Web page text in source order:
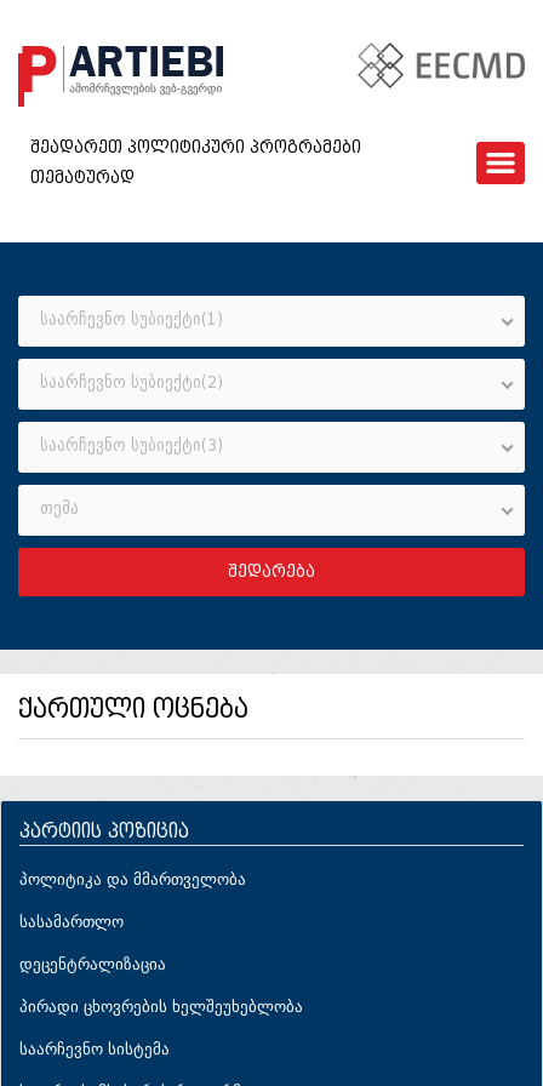
EECMD
ᲙᲘᲗᲮᲕᲐᲠᲘ
ᲮᲨᲘᲠᲐᲓ ᲓᲐᲡᲛᲣᲚᲘ ᲙᲘᲗᲮᲕᲔᲑᲘ
ᲓᲐᲒᲕᲘᲙᲐᲕᲨᲘᲠᲓᲘᲗ
GEO
შეადარეთ პოლიტიკური პროგრამები
თემატურად
საარჩევნო სუბიექტი(1)
საარჩევნო სუბიექტი(2)
საარჩევნო სუბიექტი(3)
თემა
ქართული ოცნება
პარტიის პოზიცია
პოლიტიკა და მმართველობა
სასამართლო
დეცენტრალიზაცია
პირადი ცხოვრების ხელშეუხებლობა
საარჩევნო სისტემა